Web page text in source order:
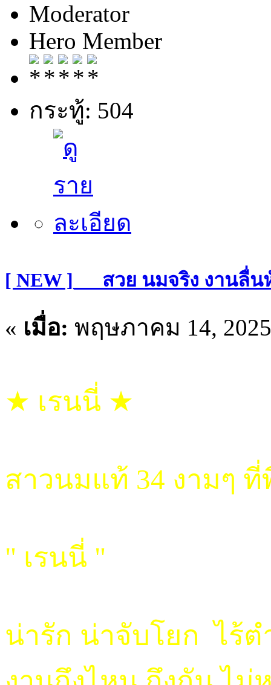
Moderator
Hero Member
กระทู้: 504
[ NEW ]___สวย นมจริง งานลื่
« เมื่อ: พฤษภาคม 14,
★ เรนนี่ ★
สาวนมแท้ 34 งามๆ
" เรนนี่ "
น่ารัก น่าจับโยก ไร้